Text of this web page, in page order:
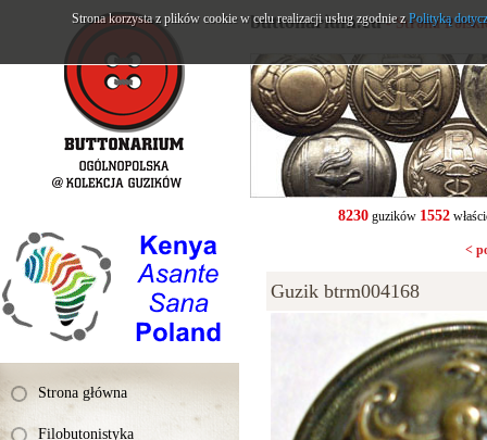
Strona główna
Filobutonistyka
buttonarium.eu- Strona
8230guzików 1552
<
Guzik btrm004168
Strona korzysta z plików cookie w celu realizacji usług zgodnie zPolityką